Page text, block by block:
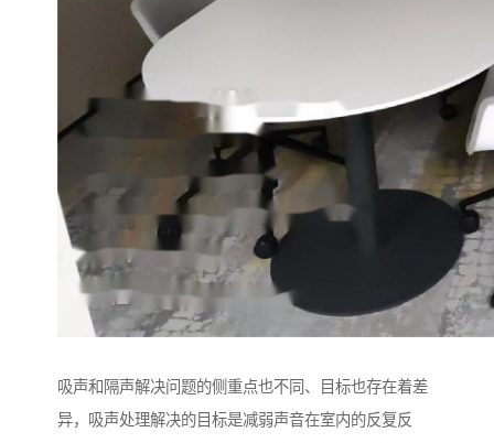
吸声和隔声解决问题的侧重点也不同、目标也存在着差
异，吸声处理解决的目标是减弱声音在室内的反复反